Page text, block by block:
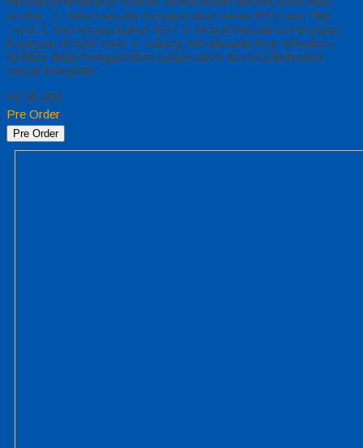
produk : 1. Jubah wisuda menggunakan bahan BSY atau Higt
Twist 2. Topi wisuda bahan BSY 3. Medali Wisuda Lempengan
Kuningan di lapisi resin 4. Tabung Wisuda atau Map Wisuda 5.
Slebber dada menggunakan bahan saten dan bisa berwarna
sesuai keinginan
Rp 95.000
Pre Order
Pre Order